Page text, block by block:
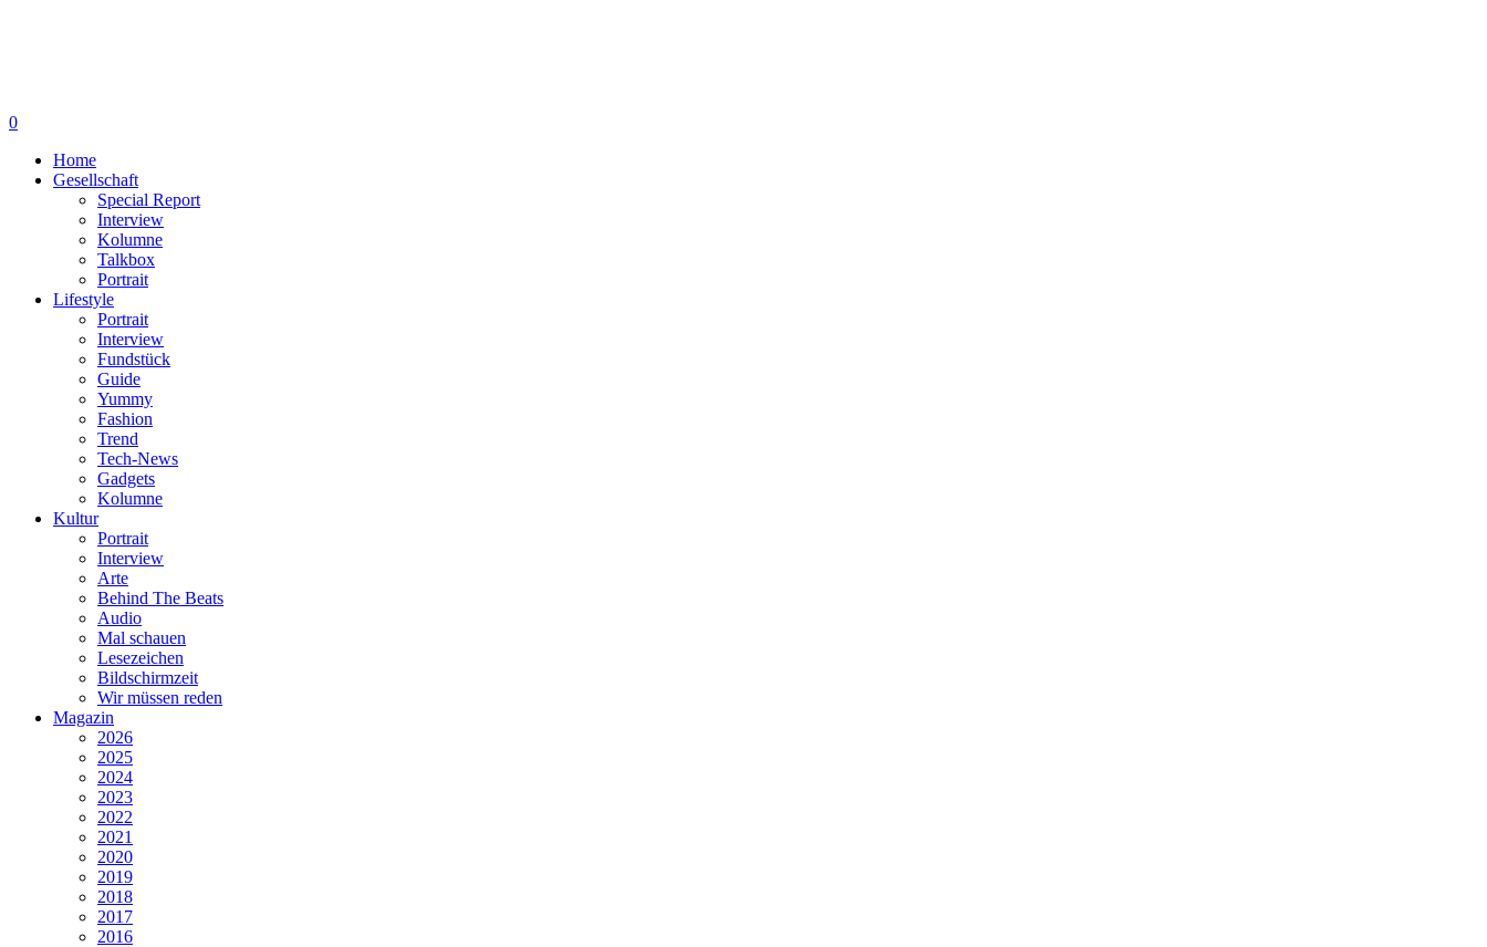
0
Home
Gesellschaft
Special Report
Interview
Kolumne
Talkbox
Portrait
Lifestyle
Portrait
Interview
Fundstück
Guide
Yummy
Fashion
Trend
Tech-News
Gadgets
Kolumne
Kultur
Portrait
Interview
Arte
Behind The Beats
Audio
Mal schauen
Lesezeichen
Bildschirmzeit
Wir müssen reden
Magazin
2026
2025
2024
2023
2022
2021
2020
2019
2018
2017
2016